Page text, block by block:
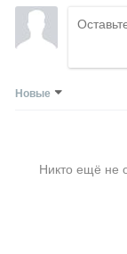
Новые
Никто ещё не